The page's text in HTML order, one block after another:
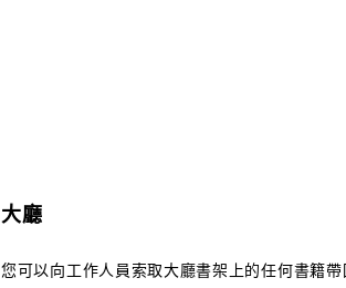
大廳
您可以向工作人員索取大廳書架上的任何書籍